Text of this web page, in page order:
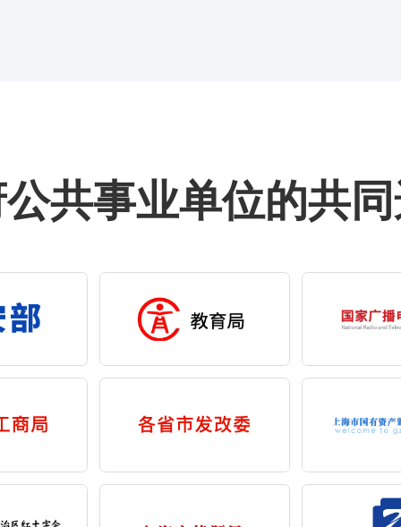
共事业单位的共